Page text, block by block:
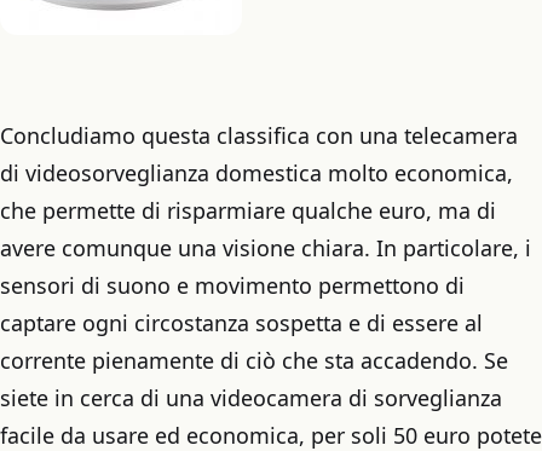
Concludiamo questa classifica con una telecamera
di videosorveglianza domestica molto economica,
che permette di risparmiare qualche euro, ma di
avere comunque una visione chiara. In particolare, i
sensori di suono e movimento permettono di
captare ogni circostanza sospetta e di essere al
corrente pienamente di ciò che sta accadendo. Se
siete in cerca di una videocamera di sorveglianza
facile da usare ed economica, per soli 50 euro potete